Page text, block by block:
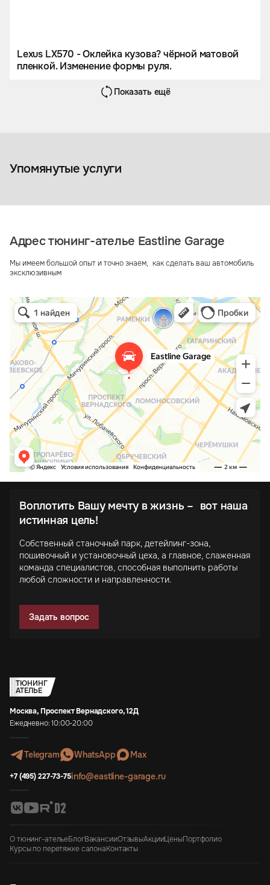
Lexus LX570 - Оклейка кузова? чёрной матовой
пленкой. Изменение формы руля.
Показать ещё
Упомянутые услуги
Кузовной ремонт и покраска
Адрес тюнинг-ателье Eastline Garage
Мы имеем большой опыт и точно знаем, как сделать ваш автомобиль
эксклюзивным
Воплотить Вашу мечту в жизнь – вот наша
истинная цель!
Собственный станочный парк, детейлинг-зона,
пошивочный и установочный цеха, а главное, слаженная
команда специалистов, способная выполнить работы
любой сложности и направленности.
Задать вопрос
ТЮНИНГ
АТЕЛЬЕ
Москва, Проспект Вернадского, 12Д
Ежедневно: 10:00-20:00
Telegram WhatsApp Max
+7 (495) 227-73-75info@eastline-garage.ru
О тюнинг-ательеБлогВакансииОтзывыАкцииЦеныПортфолио
Курсы по перетяжке салонаКонтакты